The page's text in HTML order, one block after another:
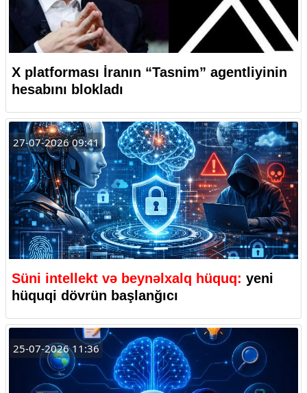
X platforması İranın “Tasnim” agentliyinin
hesabını blokladı
27-07-2026 09:41
Süni intellekt və beynəlxalq hüquq: yeni
hüquqi dövrün başlanğıcı
25-07-2026 11:36